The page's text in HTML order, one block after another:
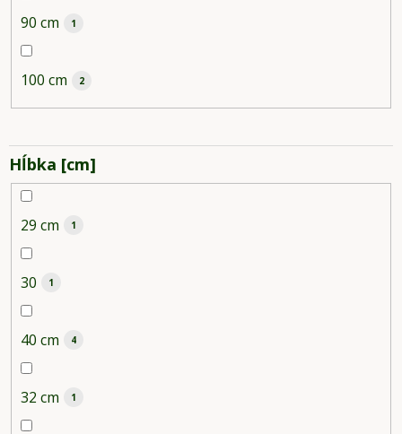
90 cm 1
100 cm 2
Hĺbka [cm]
29 cm 1
30 1
40 cm 4
32 cm 1